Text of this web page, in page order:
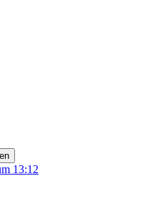
13:12